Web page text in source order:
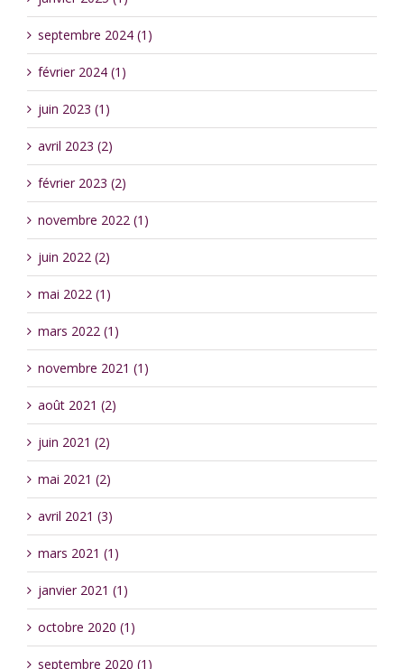
septembre 2024 (1)
février 2024 (1)
juin 2023 (1)
avril 2023 (2)
février 2023 (2)
novembre 2022 (1)
juin 2022 (2)
mai 2022 (1)
mars 2022 (1)
novembre 2021 (1)
août 2021 (2)
juin 2021 (2)
mai 2021 (2)
avril 2021 (3)
mars 2021 (1)
janvier 2021 (1)
octobre 2020 (1)
septembre 2020 (1)